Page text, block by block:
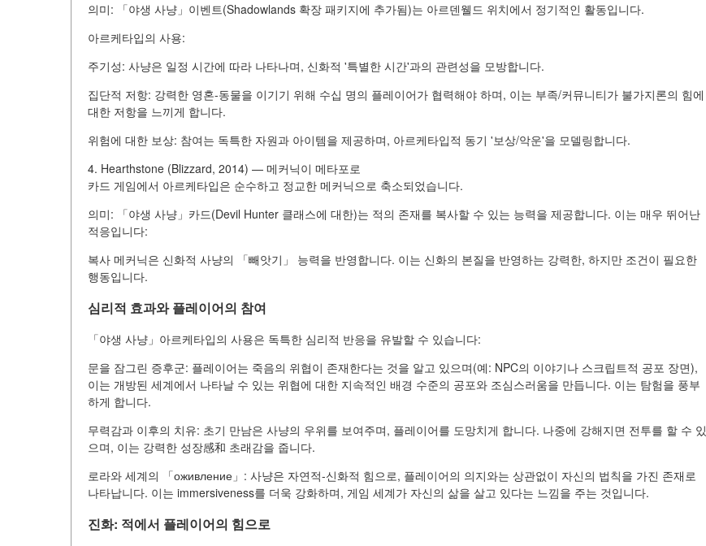
의미: 「야생 사냥」이벤트(Shadowlands 확장 패키지에 추가됨)는 아르덴웰드 위치에서 정기적인 활동입니다.
아르케타입의 사용:
주기성: 사냥은 일정 시간에 따라 나타나며, 신화적 '특별한 시간'과의 관련성을 모방합니다.
집단적 저항: 강력한 영혼-동물을 이기기 위해 수십 명의 플레이어가 협력해야 하며, 이는 부족/커뮤니티가 불가지론의 힘에
대한 저항을 느끼게 합니다.
위험에 대한 보상: 참여는 독특한 자원과 아이템을 제공하며, 아르케타입적 동기 '보상/악운'을 모델링합니다.
4. Hearthstone (Blizzard, 2014) — 메커닉이 메타포로
카드 게임에서 아르케타입은 순수하고 정교한 메커닉으로 축소되었습니다.
의미: 「야생 사냥」카드(Devil Hunter 클래스에 대한)는 적의 존재를 복사할 수 있는 능력을 제공합니다. 이는 매우 뛰어난
적응입니다:
복사 메커닉은 신화적 사냥의 「빼앗기」 능력을 반영합니다. 이는 신화의 본질을 반영하는 강력한, 하지만 조건이 필요한
행동입니다.
심리적 효과와 플레이어의 참여
「야생 사냥」아르케타입의 사용은 독특한 심리적 반응을 유발할 수 있습니다:
문을 잠그린 증후군: 플레이어는 죽음의 위협이 존재한다는 것을 알고 있으며(예: NPC의 이야기나 스크립트적 공포 장면),
이는 개방된 세계에서 나타날 수 있는 위협에 대한 지속적인 배경 수준의 공포와 조심스러움을 만듭니다. 이는 탐험을 풍부
하게 합니다.
무력감과 이후의 치유: 초기 만남은 사냥의 우위를 보여주며, 플레이어를 도망치게 합니다. 나중에 강해지면 전투를 할 수 있
으며, 이는 강력한 성장感和 초래감을 줍니다.
로라와 세계의 「оживление」: 사냥은 자연적-신화적 힘으로, 플레이어의 의지와는 상관없이 자신의 법칙을 가진 존재로
나타납니다. 이는 immersiveness를 더욱 강화하며, 게임 세계가 자신의 삶을 살고 있다는 느낌을 주는 것입니다.
진화: 적에서 플레이어의 힘으로